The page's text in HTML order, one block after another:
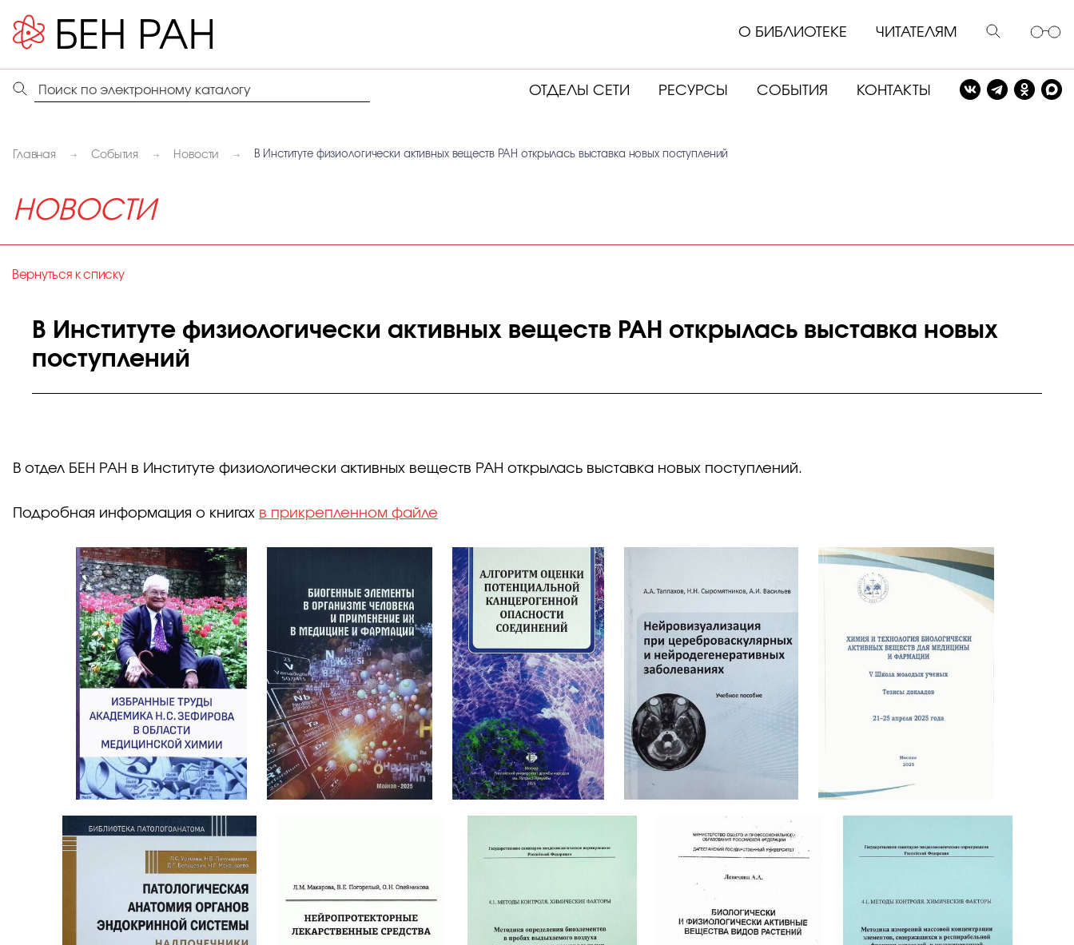
О БИБЛИОТЕКЕ ЧИТАТЕЛЯМ
ОТДЕЛЫ СЕТИ РЕСУРСЫ СОБЫТИЯ КОНТАКТЫ
Главная События Новости В Институте физиологически активных веществ РАН открылась выставка новых поступлений
НОВОСТИ
Вернуться к списку
В Институте физиологически активных веществ РАН открылась выставка новых
поступлений
В отдел БЕН РАН в Институте физиологически активных веществ РАН открылась выставка новых поступлений.
Подробная информация о книгах в прикрепленном файле